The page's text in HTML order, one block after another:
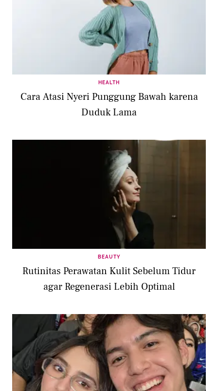
HEALTH
Cara Atasi Nyeri Punggung Bawah karena
Duduk Lama
BEAUTY
Rutinitas Perawatan Kulit Sebelum Tidur
agar Regenerasi Lebih Optimal